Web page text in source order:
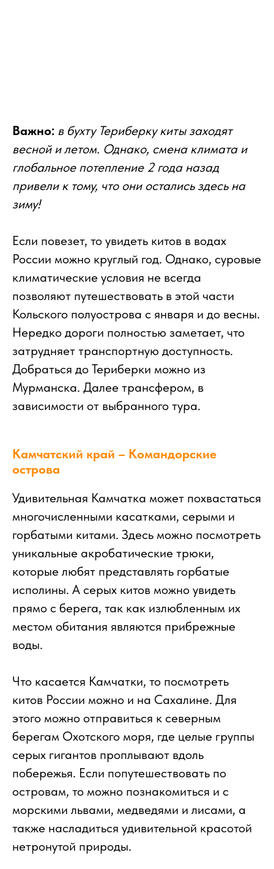
Важно: в бухту Териберку киты заходят
весной и летом. Однако, смена климата и
глобальное потепление 2 года назад
привели к тому, что они остались здесь на
зиму!
Если повезет, то увидеть китов в водах
России можно круглый год. Однако, суровые
климатические условия не всегда
позволяют путешествовать в этой части
Кольского полуострова с января и до весны.
Нередко дороги полностью заметает, что
затрудняет транспортную доступность.
Добраться до Териберки можно из
Мурманска. Далее трансфером, в
зависимости от выбранного тура.
Камчатский край – Командорские
острова
Удивительная Камчатка может похвастаться
многочисленными касатками, серыми и
горбатыми китами. Здесь можно посмотреть
уникальные акробатические трюки,
которые любят представлять горбатые
исполины. А серых китов можно увидеть
прямо с берега, так как излюбленным их
местом обитания являются прибрежные
воды.
Что касается Камчатки, то посмотреть
китов России можно и на Сахалине. Для
этого можно отправиться к северным
берегам Охотского моря, где целые группы
серых гигантов проплывают вдоль
побережья. Если попутешествовать по
островам, то можно познакомиться и с
морскими львами, медведями и лисами, а
также насладиться удивительной красотой
нетронутой природы.